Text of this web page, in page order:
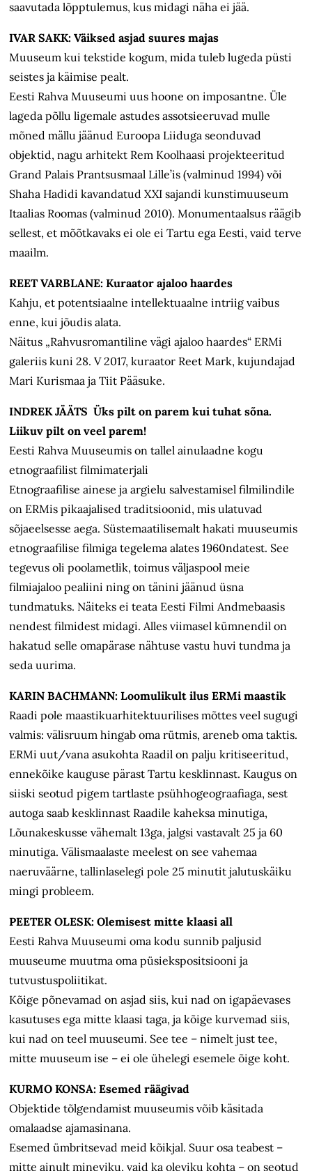
saavutada lõpptulemus, kus midagi näha ei jää.
IVAR SAKK: Väiksed asjad suures majas
Muuseum kui tekstide kogum, mida tuleb lugeda püsti
seistes ja käimise pealt.
Eesti Rahva Muuseumi uus hoone on imposantne. Üle
lageda põllu ligemale astudes assotsieeruvad mulle
mõned mällu jäänud Euroopa Liiduga seonduvad
objektid, nagu arhitekt Rem Koolhaasi projekteeritud
Grand Palais Prantsusmaal Lille’is (valminud 1994) või
Shaha Hadidi kavandatud XXI sajandi kunstimuuseum
Itaalias Roomas (valminud 2010). Monumentaalsus räägib
sellest, et mõõtkavaks ei ole ei Tartu ega Eesti, vaid terve
maailm.
REET VARBLANE: Kuraator ajaloo haardes
Kahju, et potentsiaalne intellektuaalne intriig vaibus
enne, kui jõudis alata.
Näitus „Rahvusromantiline vägi ajaloo haardes“ ERMi
galeriis kuni 28. V 2017, kuraator Reet Mark, kujundajad
Mari Kurismaa ja Tiit Pääsuke.
INDREK JÄÄTS Üks pilt on parem kui tuhat sõna.
Liikuv pilt on veel parem!
Eesti Rahva Muuseumis on tallel ainulaadne kogu
etnograafilist filmimaterjali
Etnograafilise ainese ja argielu salvestamisel filmilindile
on ERMis pikaajalised traditsioonid, mis ulatuvad
sõjaeelsesse aega. Süstemaatilisemalt hakati muuseumis
etnograafilise filmiga tegelema alates 1960ndatest. See
tegevus oli poolametlik, toimus väljaspool meie
filmiajaloo pealiini ning on tänini jäänud üsna
tundmatuks. Näiteks ei teata Eesti Filmi Andmebaasis
nendest filmidest midagi. Alles viimasel kümnendil on
hakatud selle omapärase nähtuse vastu huvi tundma ja
seda uurima.
KARIN BACHMANN: Loomulikult ilus ERMi maastik
Raadi pole maastikuarhitektuurilises mõttes veel sugugi
valmis: välisruum hingab oma rütmis, areneb oma taktis.
ERMi uut/vana asukohta Raadil on palju kritiseeritud,
ennekõike kauguse pärast Tartu kesklinnast. Kaugus on
siiski seotud pigem tartlaste psühhogeograafiaga, sest
autoga saab kesklinnast Raadile kaheksa minutiga,
Lõunakeskusse vähemalt 13ga, jalgsi vastavalt 25 ja 60
minutiga. Välismaalaste meelest on see vahemaa
naeruväärne, tallinlaselegi pole 25 minutit jalutuskäiku
mingi probleem.
PEETER OLESK: Olemisest mitte klaasi all
Eesti Rahva Muuseumi oma kodu sunnib paljusid
muuseume muutma oma püsiekspositsiooni ja
tutvustuspoliitikat.
Kõige põnevamad on asjad siis, kui nad on igapäevases
kasutuses ega mitte klaasi taga, ja kõige kurvemad siis,
kui nad on teel muuseumi. See tee – nimelt just tee,
mitte muuseum ise – ei ole ühelegi esemele õige koht.
KURMO KONSA: Esemed räägivad
Objektide tõlgendamist muuseumis võib käsitada
omalaadse ajamasinana.
Esemed ümbritsevad meid kõikjal. Suur osa teabest –
mitte ainult mineviku, vaid ka oleviku kohta – on seotud